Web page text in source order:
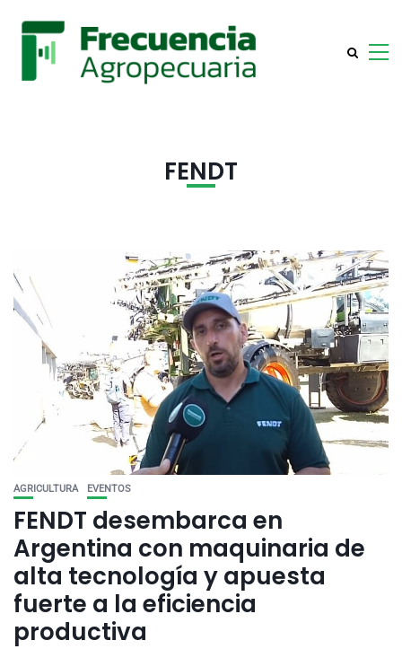
FENDT
AGRICULTURA EVENTOS
FENDT desembarca en
Argentina con maquinaria de
alta tecnología y apuesta
fuerte a la eficiencia
productiva